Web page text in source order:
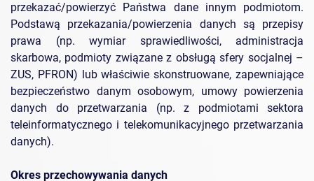
przekazać/powierzyć Państwa dane innym podmiotom.
Podstawą przekazania/powierzenia danych są przepisy
prawa (np. wymiar sprawiedliwości, administracja
skarbowa, podmioty związane z obsługą sfery socjalnej –
ZUS, PFRON) lub właściwie skonstruowane, zapewniające
bezpieczeństwo danym osobowym, umowy powierzenia
danych do przetwarzania (np. z podmiotami sektora
teleinformatycznego i telekomunikacyjnego przetwarzania
danych).
Okres przechowywania danych